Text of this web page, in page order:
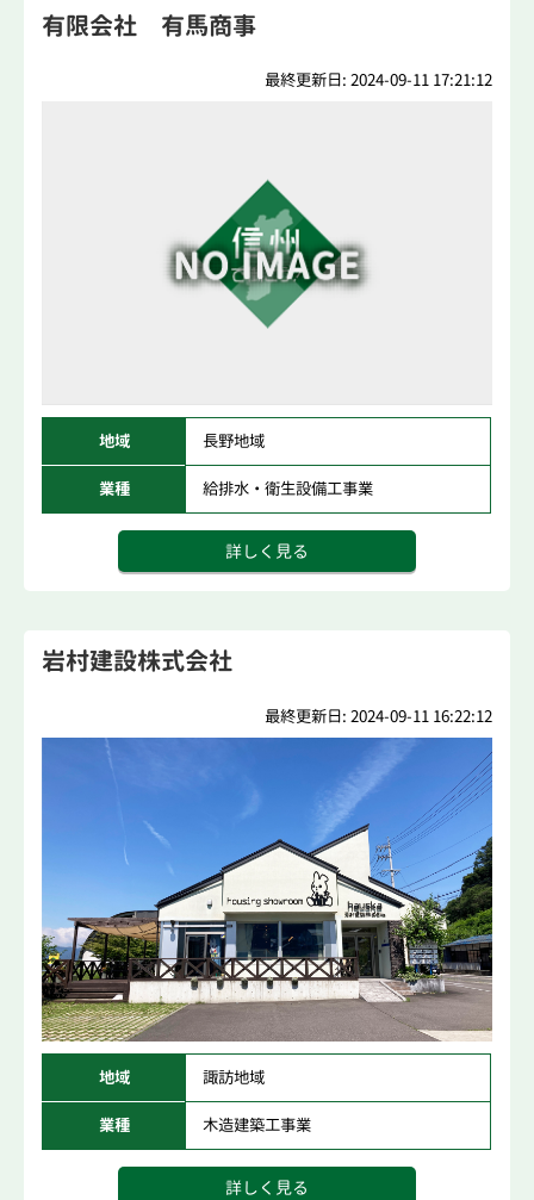
有限会社 有馬商事
最終更新日: 2024-09-11 17:21:12
地域 長野地域
業種 給排水・衛生設備工事業
詳しく見る
岩村建設株式会社
最終更新日: 2024-09-11 16:22:12
地域 諏訪地域
業種 木造建築工事業
詳しく見る